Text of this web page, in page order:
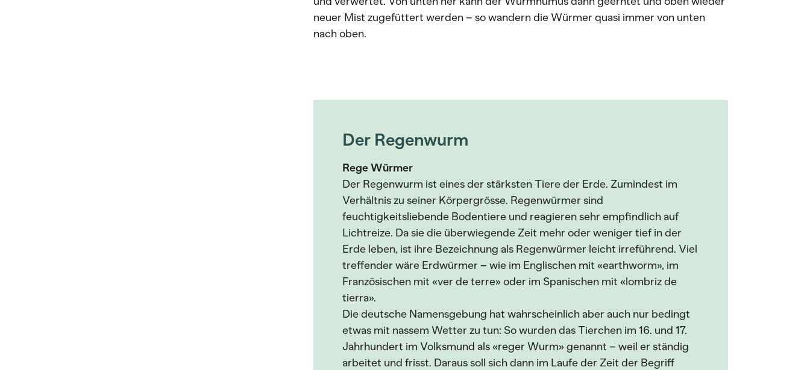
neuer Mist zugefüttert werden – so wandern die Würmer quasi immer von unten
nach oben.
Der Regenwurm
Rege Würmer
Der Regenwurm ist eines der stärksten Tiere der Erde. Zumindest im
Verhältnis zu seiner Körpergrösse. Regenwürmer sind
feuchtigkeitsliebende Bodentiere und reagieren sehr empfindlich auf
Lichtreize. Da sie die überwiegende Zeit mehr oder weniger tief in der
Erde leben, ist ihre Bezeichnung als Regenwürmer leicht irreführend. Viel
treffender wäre Erdwürmer – wie im Englischen mit «earthworm», im
Französischen mit «ver de terre» oder im Spanischen mit «lombriz de
tierra».
Die deutsche Namensgebung hat wahrscheinlich aber auch nur bedingt
etwas mit nassem Wetter zu tun: So wurden das Tierchen im 16. und 17.
Jahrhundert im Volksmund als «reger Wurm» genannt – weil er ständig
arbeitet und frisst. Daraus soll sich dann im Laufe der Zeit der Begriff